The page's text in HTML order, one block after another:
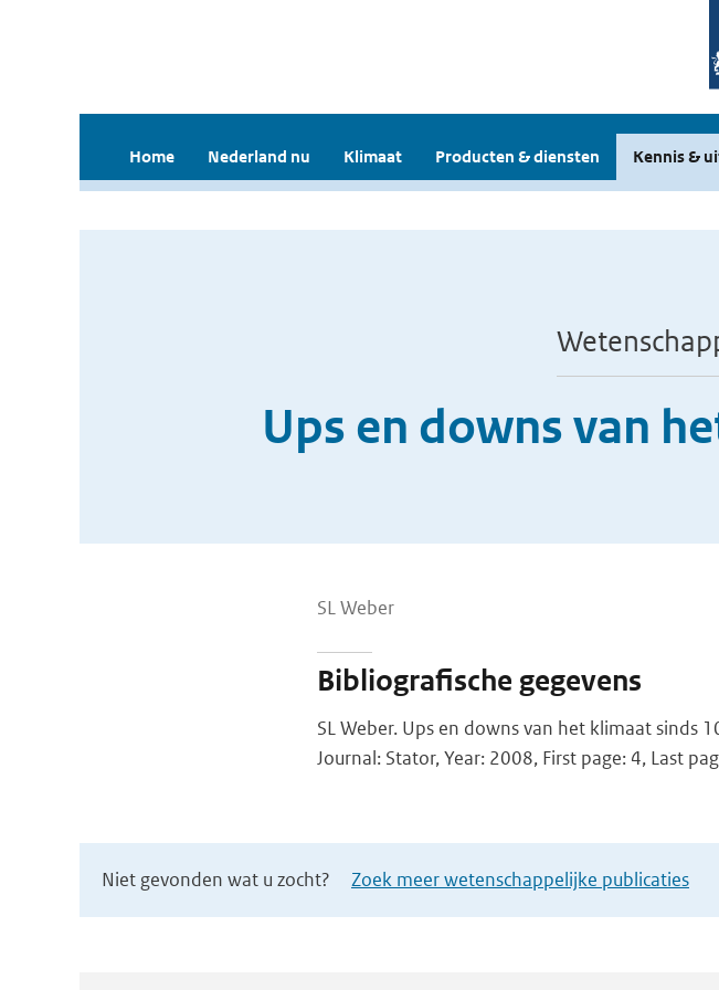
Home Nederland nu Klimaat Producten & diensten Kennis &
Ups en downs van
SL Weber
Bibliografische gegevens
SL Weber. Ups en downs van het klimaat sinds
Journal: Stator, Year: 2008, First page: 4, Last
Niet gevonden wat u zocht? Zoek meer wetenschappelijke publicaties